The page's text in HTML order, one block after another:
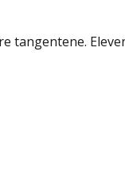
tangentene.